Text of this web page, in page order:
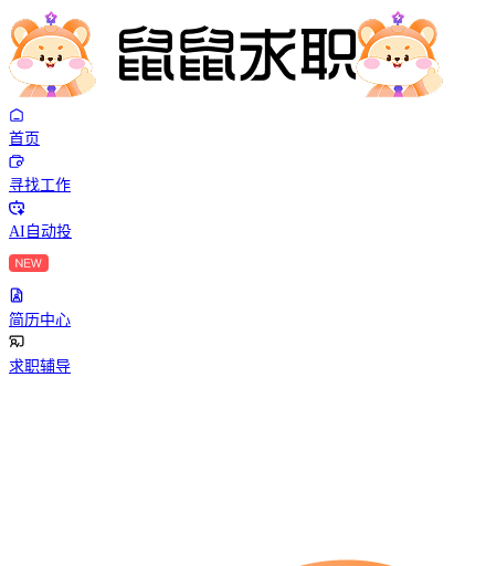
首页
寻找工作
AI自动投
简历中心
求职辅导